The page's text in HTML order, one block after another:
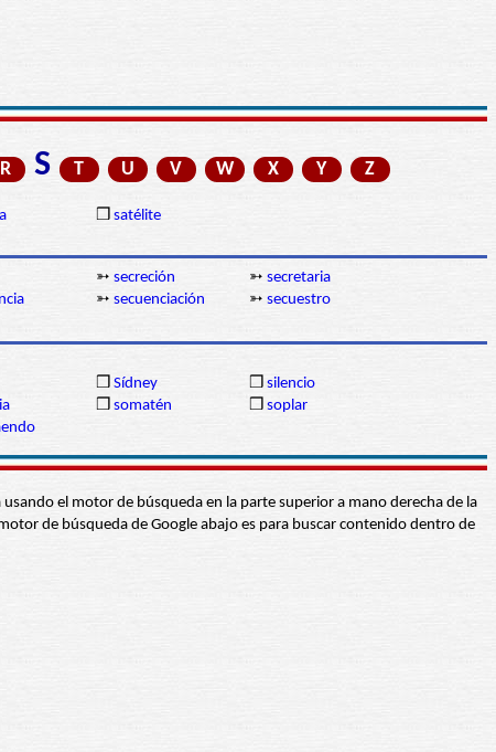
R S T U V W X Y Z
❒ satélite
➳ secreción ➳ secretaria
➳ secuenciación ➳ secuestro
❒ Sídney ❒ silencio
❒ somatén ❒ soplar
el motor de búsqueda en la parte superior a mano derecha de la
de búsqueda de Google abajo es para buscar contenido dentro de